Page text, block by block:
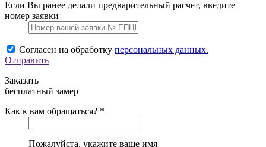
Если Вы ранее делали предварительный расчет, введите
номер заявки
Согласен на обработку персональных данных.
Отправить
Заказать
бесплатный замер
Как к вам обращаться? *
Пожалуйста, укажите ваше имя